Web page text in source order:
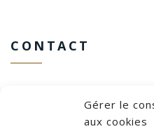
Gérer le
aux cookies
CONTACT
SÉMINAIRES ONLINE
5 rue des Meuniers